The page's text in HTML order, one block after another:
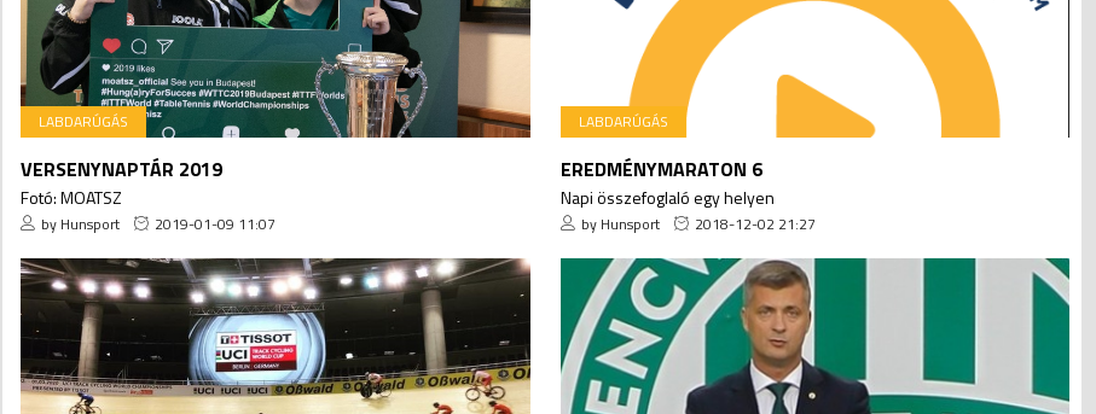
LABDARÚGÁS
VERSENYNAPTÁR 2019
Fotó: MOATSZ
by Hunsport 2019-01-09 11:07
LABDARÚGÁS
EREDMÉNYMARATON 6
Napi összefoglaló egy helyen
by Hunsport 2018-12-02 21:27